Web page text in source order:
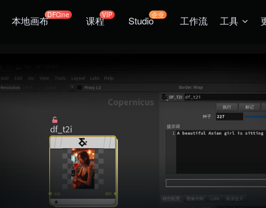
本地画布DFCine 课程VIP Studio企业 工作流 工具